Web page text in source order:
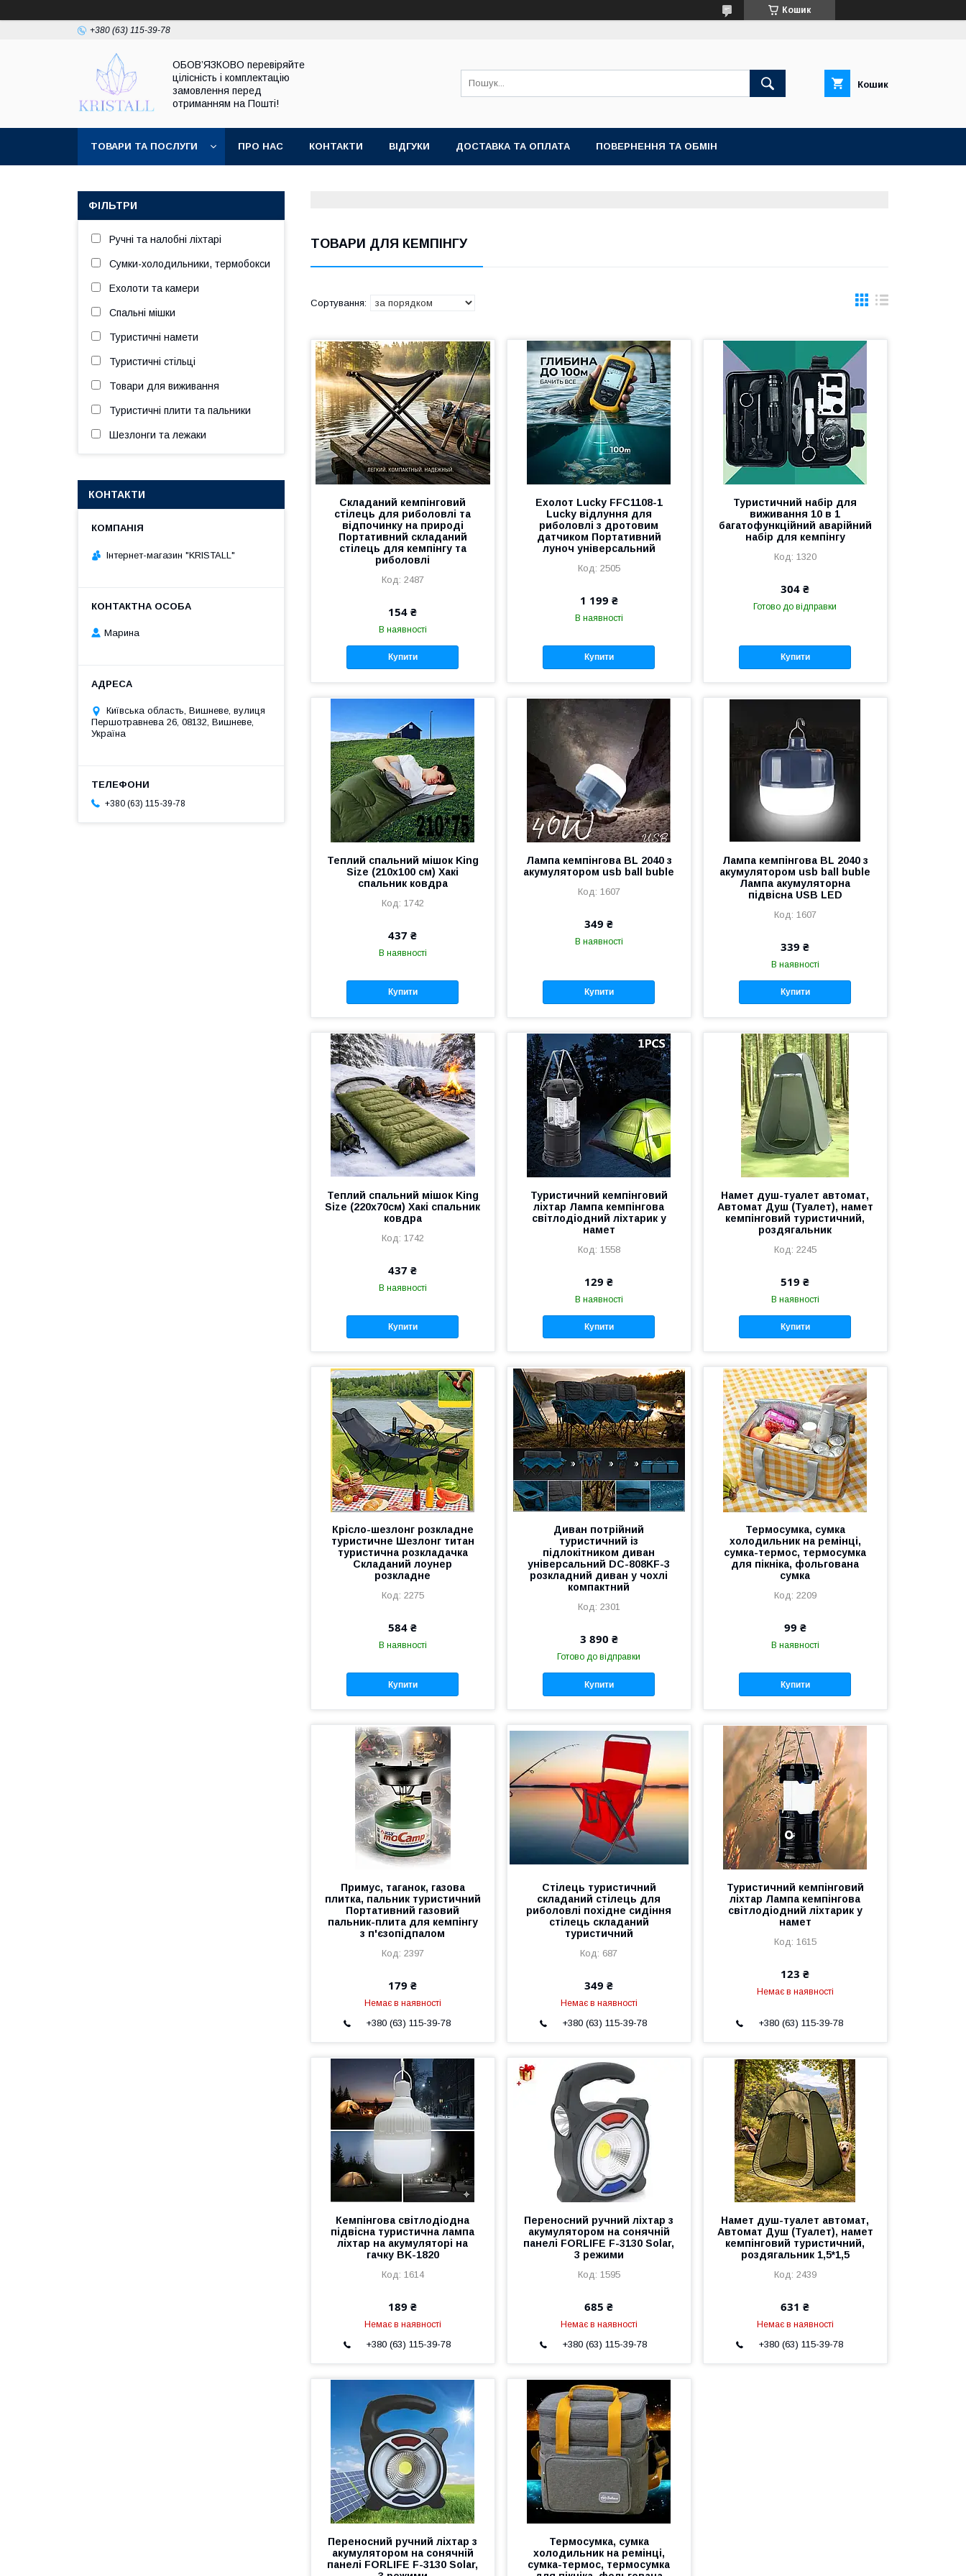
Кошик
+380 (63) 115-39-78
ОБОВ’ЯЗКОВО перевіряйте
цілісність і комплектацію
замовлення перед
отриманням на Пошті!
Кошик
ТОВАРИ ТА ПОСЛУГИ ПРО НАС КОНТАКТИ ВІДГУКИ ДОСТАВКА ТА ОПЛАТА ПОВЕРНЕННЯ ТА ОБМІН
ТОВАРИ ДЛЯ КЕМПІНГУ
Складаний кемпінговий
стілець для риболовлі та
відпочинку на природі
Портативний складаний
стілець для кемпінгу та
риболовлі
2487
154 ₴
В наявності
Купити
Ехолот Lucky FFC1108-1
Lucky відлуння для
риболовлі з дротовим
датчиком Портативний
луноч універсальний
2505
1 199 ₴
В наявності
Купити
Туристичний набір для
виживання 10 в 1
багатофункційний аварійний
набір для кемпінгу
1320
304 ₴
Готово до відправки
Купити
Теплий спальний мішок King
Size (210х100 см) Хакі
спальник ковдра
1742
437 ₴
В наявності
Купити
Лампа кемпінгова BL 2040 з
акумулятором usb ball buble
1607
349 ₴
В наявності
Купити
Лампа кемпінгова BL 2040 з
акумулятором usb ball buble
Лампа акумуляторна
підвісна USB LED
1607
339 ₴
В наявності
Купити
Теплий спальний мішок King
Size (220х70см) Хакі спальник
ковдра
1742
437 ₴
В наявності
Купити
Туристичний кемпінговий
ліхтар Лампа кемпінгова
світлодіодний ліхтарик у
намет
1558
129 ₴
В наявності
Купити
Намет душ-туалет автомат,
Автомат Душ (Туалет), намет
кемпінговий туристичний,
роздягальник
2245
519 ₴
В наявності
Купити
Крісло-шезлонг розкладне
туристичне Шезлонг титан
туристична розкладачка
Складаний лоунер
розкладне
2275
584 ₴
В наявності
Купити
Диван потрійний
туристичний із
підлокітником диван
універсальний DC-808KF-3
розкладний диван у чохлі
компактний
2301
3 890 ₴
Готово до відправки
Купити
Термосумка, сумка
холодильник на ремінці,
сумка-термос, термосумка
для пікніка, фольгована
сумка
2209
99 ₴
В наявності
Купити
Примус, таганок, газова
плитка, пальник туристичний
Портативний газовий
пальник-плита для кемпінгу
з п'єзопідпалом
2397
179 ₴
Немає в наявності
+380 (63) 115-39-78
Стілець туристичний
складаний стілець для
риболовлі похідне сидіння
стілець складаний
туристичний
687
349 ₴
Немає в наявності
+380 (63) 115-39-78
Туристичний кемпінговий
ліхтар Лампа кемпінгова
світлодіодний ліхтарик у
намет
1615
123 ₴
Немає в наявності
+380 (63) 115-39-78
Кемпінгова світлодіодна
підвісна туристична лампа
ліхтар на акумуляторі на
гачку BK-1820
1614
189 ₴
Немає в наявності
+380 (63) 115-39-78
Переносний ручний ліхтар з
акумулятором на сонячній
панелі FORLIFE F-3130 Solar,
3 режими
1595
685 ₴
Немає в наявності
+380 (63) 115-39-78
Намет душ-туалет автомат,
Автомат Душ (Туалет), намет
кемпінговий туристичний,
роздягальник 1,5*1,5
2439
631 ₴
Немає в наявності
+380 (63) 115-39-78
Переносний ручний ліхтар з
акумулятором на сонячній
панелі FORLIFE F-3130 Solar,
Термосумка, сумка
холодильник на ремінці,
сумка-термос, термосумка
ФІЛЬТРИ
Ручні та налобні ліхтарі
Сумки-холодильники, термобокси
Ехолоти та камери
Спальні мішки
Туристичні намети
Туристичні стільці
Товари для виживання
Туристичні плити та пальники
Шезлонги та лежаки
КОНТАКТИ
Інтернет-магазин "KRISTALL"
Марина
Київська область, Вишневе, вулиця
Першотравнева 26, 08132, Вишневе,
Україна
+380 (63) 115-39-78